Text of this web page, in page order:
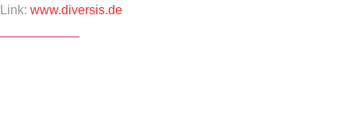
Link: www.diversis.de